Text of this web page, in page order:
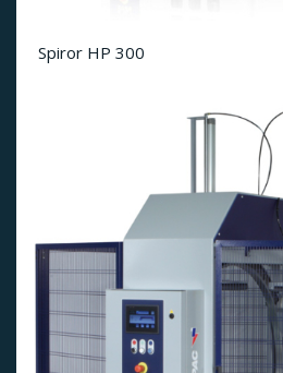
Spiror HP 300